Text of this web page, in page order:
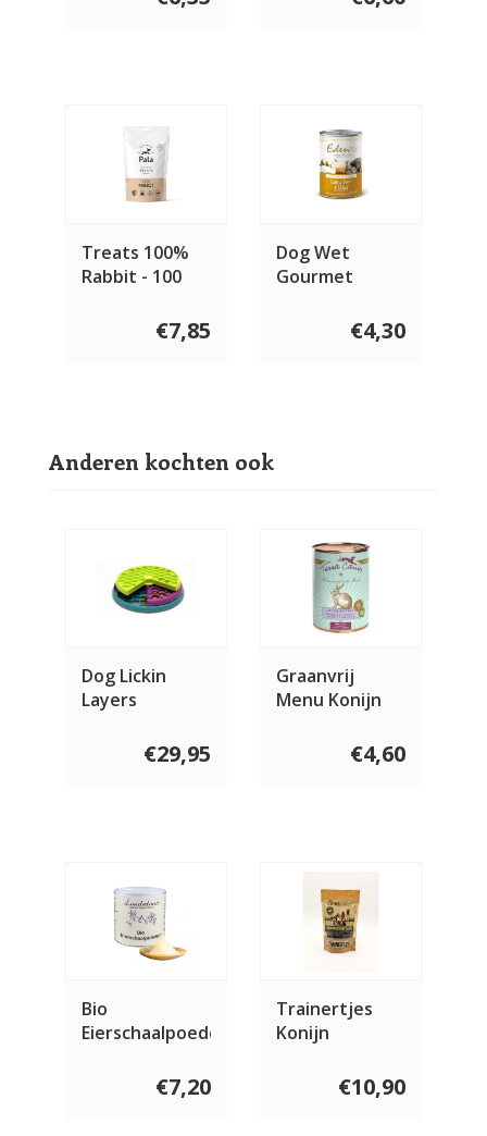
Treats 100%
Rabbit - 100
€7,85
Dog Wet
Gourmet
& Rabbit 400
€4,30
Anderen kochten ook
Dog Lickin
Layers
€29,95
Graanvrij
Menu Konijn
€4,60
Bio
Eierschaalpoeder
€7,20
Trainertjes
Konijn
€10,90